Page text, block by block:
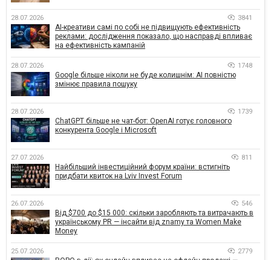
28.07.2026 3841
AI-креативи самі по собі не підвищують ефективність
реклами: дослідження показало, що насправді впливає
на ефективність кампаній
28.07.2026 1748
Google більше ніколи не буде колишнім: AI повністю
змінює правила пошуку
28.07.2026 1739
ChatGPT більше не чат-бот: OpenAI готує головного
конкурента Google і Microsoft
27.07.2026 811
Найбільший інвестиційний форум країни: встигніть
придбати квиток на Lviv Invest Forum
26.07.2026 546
Від $700 до $15 000: скільки заробляють та витрачають в
українському PR — інсайти від znamy та Women Make
Money
25.07.2026 2779